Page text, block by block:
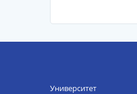
Университет